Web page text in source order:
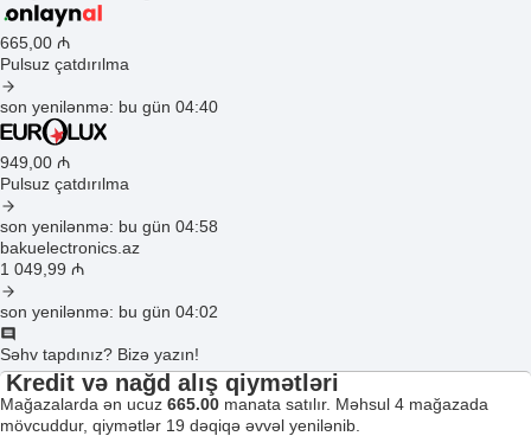
665 ,00 ₼
Pulsuz çatdırılma
son yenilənmə: bu gün 04:40
949 ,00 ₼
Pulsuz çatdırılma
son yenilənmə: bu gün 04:58
bakuelectronics.az
1 049 ,99 ₼
son yenilənmə: bu gün 04:02
Səhv tapdınız? Bizə yazın!
Kredit və nağd alış qiymətləri
Mağazalarda ən ucuz 665.00 manata satılır. Məhsul 4 mağazada
mövcuddur, qiymətlər 19 dəqiqə əvvəl yenilənib.